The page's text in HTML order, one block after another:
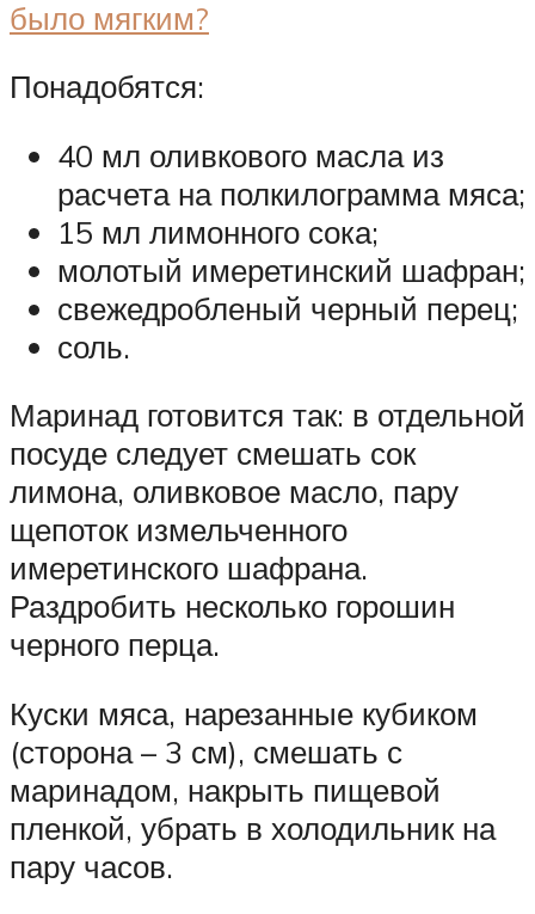
Понадобятся:
40 мл оливкового масла из
расчета на полкилограмма мяса;
15 мл лимонного сока;
молотый имеретинский шафран;
свежедробленый черный перец;
соль.
Маринад готовится так: в отдельной
посуде следует смешать сок
лимона, оливковое масло, пару
щепоток измельченного
имеретинского шафрана.
Раздробить несколько горошин
черного перца.
Куски мяса, нарезанные кубиком
(сторона – 3 см), смешать с
маринадом, накрыть пищевой
пленкой, убрать в холодильник на
пару часов.